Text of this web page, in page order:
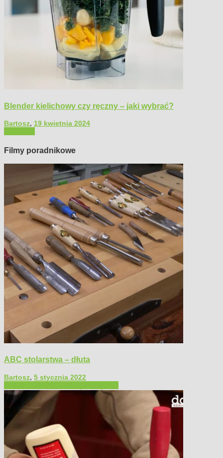
Blender kielichowy czy ręczny – jaki wybrać?
Bartosz, 19 kwietnia 2024
Filmy poradnikowe
ABC stolarstwa – dłuta
Bartosz, 5 stycznia 2022